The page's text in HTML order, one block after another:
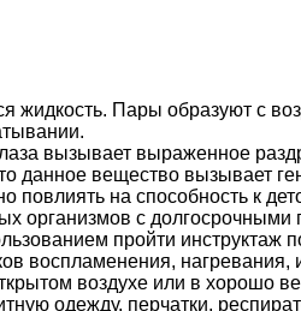
жидкость. Пары образуют с
вызывает выраженное
данное вещество вызывает
повлиять на способность к
организмов с долгосрочными
пройти инструктаж
воспламенения, нагревания,
воздухе или в хорошо
одежду, перчатки,